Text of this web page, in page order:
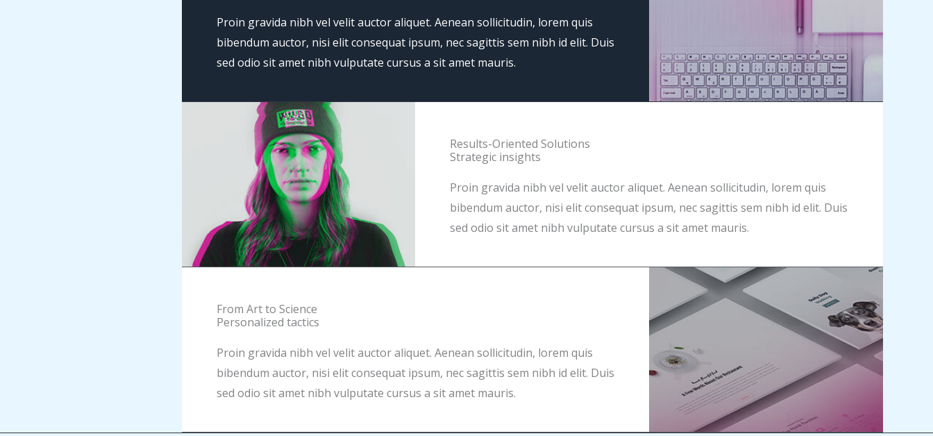
Proin gravida nibh vel velit auctor aliquet. Aenean sollicitudin, lorem quis
bibendum auctor, nisi elit consequat ipsum, nec sagittis sem nibh id elit. Duis
sed odio sit amet nibh vulputate cursus a sit amet mauris.
Results-Oriented Solutions
Strategic insights
Proin gravida nibh vel velit auctor aliquet. Aenean sollicitudin, lorem quis
bibendum auctor, nisi elit consequat ipsum, nec sagittis sem nibh id elit. Duis
sed odio sit amet nibh vulputate cursus a sit amet mauris.
From Art to Science
Personalized tactics
Proin gravida nibh vel velit auctor aliquet. Aenean sollicitudin, lorem quis
bibendum auctor, nisi elit consequat ipsum, nec sagittis sem nibh id elit. Duis
sed odio sit amet nibh vulputate cursus a sit amet mauris.